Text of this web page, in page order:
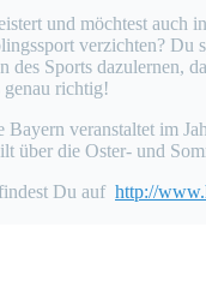
und möchtest auch
verzichten? Du
des Sports dazulernen,
genau richtig!
Bayern veranstaltet im
über die Oster- und
Du auf http://